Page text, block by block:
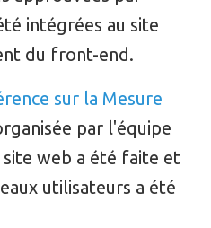
intégrées au site
du front-end.
sur la Mesure
par l'équipe
site web a été faite et
utilisateurs a été